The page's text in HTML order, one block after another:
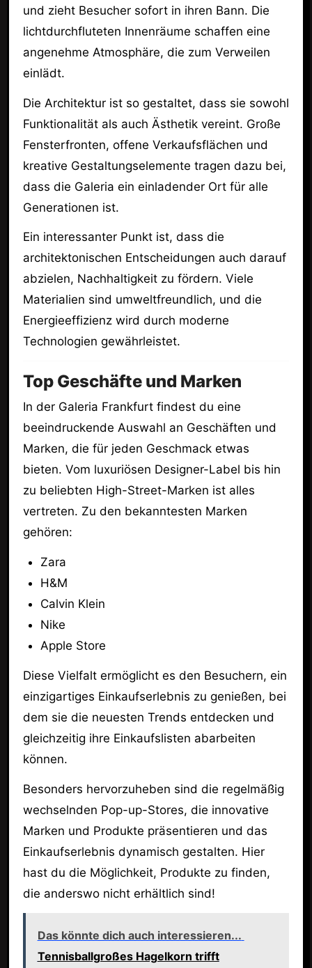
und zieht Besucher sofort in ihren Bann. Die
lichtdurchfluteten Innenräume schaffen eine
angenehme Atmosphäre, die zum Verweilen
einlädt.
Die Architektur ist so gestaltet, dass sie sowohl
Funktionalität als auch Ästhetik vereint. Große
Fensterfronten, offene Verkaufsflächen und
kreative Gestaltungselemente tragen dazu bei,
dass die Galeria ein einladender Ort für alle
Generationen ist.
Ein interessanter Punkt ist, dass die
architektonischen Entscheidungen auch darauf
abzielen, Nachhaltigkeit zu fördern. Viele
Materialien sind umweltfreundlich, und die
Energieeffizienz wird durch moderne
Technologien gewährleistet.
Top Geschäfte und Marken
In der Galeria Frankfurt findest du eine
beeindruckende Auswahl an Geschäften und
Marken, die für jeden Geschmack etwas
bieten. Vom luxuriösen Designer-Label bis hin
zu beliebten High-Street-Marken ist alles
vertreten. Zu den bekanntesten Marken
gehören:
Zara
H&M
Calvin Klein
Nike
Apple Store
Diese Vielfalt ermöglicht es den Besuchern, ein
einzigartiges Einkaufserlebnis zu genießen, bei
dem sie die neuesten Trends entdecken und
gleichzeitig ihre Einkaufslisten abarbeiten
können.
Besonders hervorzuheben sind die regelmäßig
wechselnden Pop-up-Stores, die innovative
Marken und Produkte präsentieren und das
Einkaufserlebnis dynamisch gestalten. Hier
hast du die Möglichkeit, Produkte zu finden,
die anderswo nicht erhältlich sind!
Das könnte dich auch interessieren...
Tennisballgroßes Hagelkorn trifft